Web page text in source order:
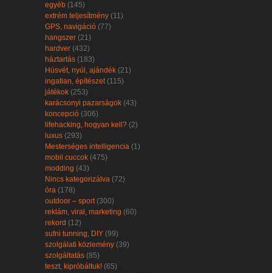
egyéb (145)
extrém teljesítmény (11)
GPS, navigáció (77)
hangszer (21)
hardver (432)
háztartás (183)
Húsvét, nyúl, ajándék (21)
ingatlan, építészet(115)
játékok (253)
karácsonyi pazarságok (43)
koncepció (306)
lifehacking, hogyan kell? (2)
luxus (293)
Mesterséges intelligencia (1)
mobil cuccok (475)
modding (43)
Nincs kategorizálva (72)
óra (178)
outdoor – sport(300)
reklám, viral, marketing (60)
rekord (12)
sufni tunning, DIY (99)
szolgálati közlemény (39)
szolgáltatás (85)
teszt, kipróbáltuk! (65)